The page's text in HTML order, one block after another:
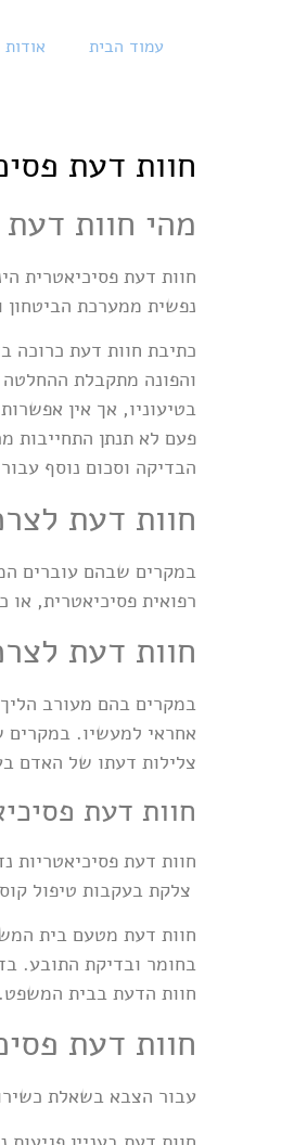
עמוד הבית אודות
חוות דעת
מהי חוות
חוות דעת פסיכיאטרית
נפשית ממערכת
כתיבת חוות דעת כרוכה
והפונה מתקבלת
בטיעוניו, אך אין
פעם לא תנתן התחייבות
הבדיקה וסכום נוסף
חוות דעת
במקרים שבהם עוברים
רפואית פסיכיאטרית, או
חוות דעת
במקרים בהם מעורב
אחראי למעשיו. במקרים
צלילות דעתו של האדם
חוות דעת
חוות דעת פסיכיאטריות
צלקת בעקבות טיפול
חוות דעת מטעם בית
בחומר ובדיקת התובע.
חוות הדעת בבית המשפט.
חוות דעת
עבור הצבא בשאלת